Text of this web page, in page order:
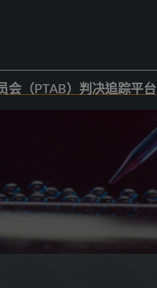
会（PTAB）判决追踪平台